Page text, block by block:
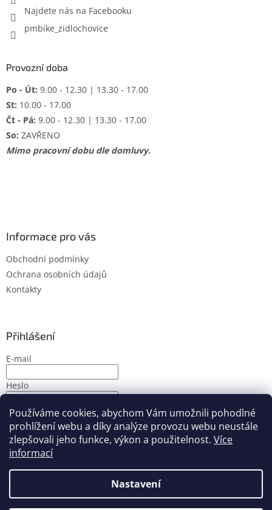
Používáme cookies, abychom Vám umožnili pohodlné
prohlížení webu a díky analýze provozu webu neustále
zlepšovali jeho funkce, výkon a použitelnost. Více
informací
Nastavení
Najdete nás na Facebooku
pmbike_zidlochovice
Provozní doba
Po - Út: 9.00 - 12.30 | 13.30 - 17.00
St: 10.00 - 17.00
Čt - Pá: 9.00 - 12.30 | 13.30 - 17.00
So: ZAVŘENO
Mimo pracovní dobu dle domluvy.
Informace pro vás
Obchodní podmínky
Ochrana osobních údajů
Kontakty
Přihlášení
E-mail
Heslo
PŘIHLÁSIT SE
Nová registraceZapomenuté heslo
Vytvořil Shoptet